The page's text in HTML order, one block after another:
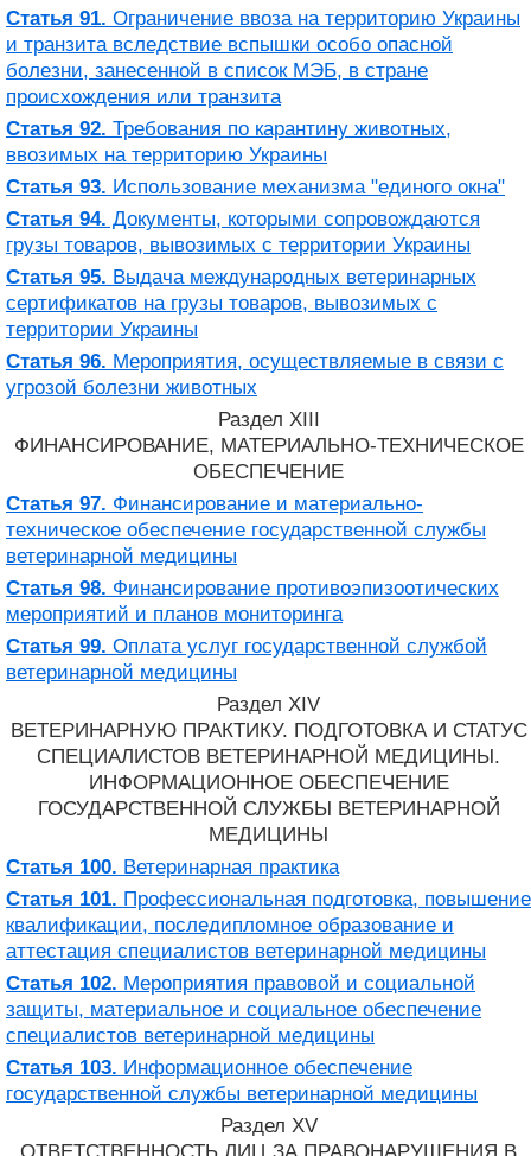
Статья 91. Ограничение ввоза на территорию Украины
и транзита вследствие вспышки особо опасной
болезни, занесенной в список МЭБ, в стране
происхождения или транзита
Статья 92. Требования по карантину животных,
ввозимых на территорию Украины
Статья 93. Использование механизма "единого окна"
Статья 94. Документы, которыми сопровождаются
грузы товаров, вывозимых с территории Украины
Статья 95. Выдача международных ветеринарных
сертификатов на грузы товаров, вывозимых с
территории Украины
Статья 96. Мероприятия, осуществляемые в связи с
угрозой болезни животных
Раздел XIII
ФИНАНСИРОВАНИЕ, МАТЕРИАЛЬНО-ТЕХНИЧЕСКОЕ
ОБЕСПЕЧЕНИЕ
Статья 97. Финансирование и материально-
техническое обеспечение государственной службы
ветеринарной медицины
Статья 98. Финансирование противоэпизоотических
мероприятий и планов мониторинга
Статья 99. Оплата услуг государственной службой
ветеринарной медицины
Раздел XIV
ВЕТЕРИНАРНУЮ ПРАКТИКУ. ПОДГОТОВКА И СТАТУС
СПЕЦИАЛИСТОВ ВЕТЕРИНАРНОЙ МЕДИЦИНЫ.
ИНФОРМАЦИОННОЕ ОБЕСПЕЧЕНИЕ
ГОСУДАРСТВЕННОЙ СЛУЖБЫ ВЕТЕРИНАРНОЙ
МЕДИЦИНЫ
Статья 100. Ветеринарная практика
Статья 101. Профессиональная подготовка, повышение
квалификации, последипломное образование и
аттестация специалистов ветеринарной медицины
Статья 102. Мероприятия правовой и социальной
защиты, материальное и социальное обеспечение
специалистов ветеринарной медицины
Статья 103. Информационное обеспечение
государственной службы ветеринарной медицины
Раздел XV
ОТВЕТСТВЕННОСТЬ ЛИЦ ЗА ПРАВОНАРУШЕНИЯ В